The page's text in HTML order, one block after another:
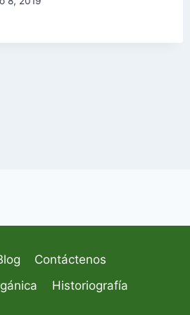
Contáctenos
Historiografía